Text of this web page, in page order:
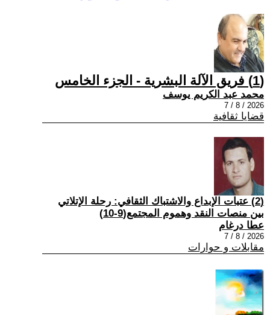
(1) فريق الآلة البشرية - الجزء الخامس
محمد عبد الكريم يوسف
2026 / 8 / 7
قضايا ثقافية
(2) عتبات الإبداع والاشتباك الثقافي: رحلة الإتلاتي
بين منصات النقد وهموم المجتمع(9-10)
عطا درغام
2026 / 8 / 7
مقابلات و حوارات